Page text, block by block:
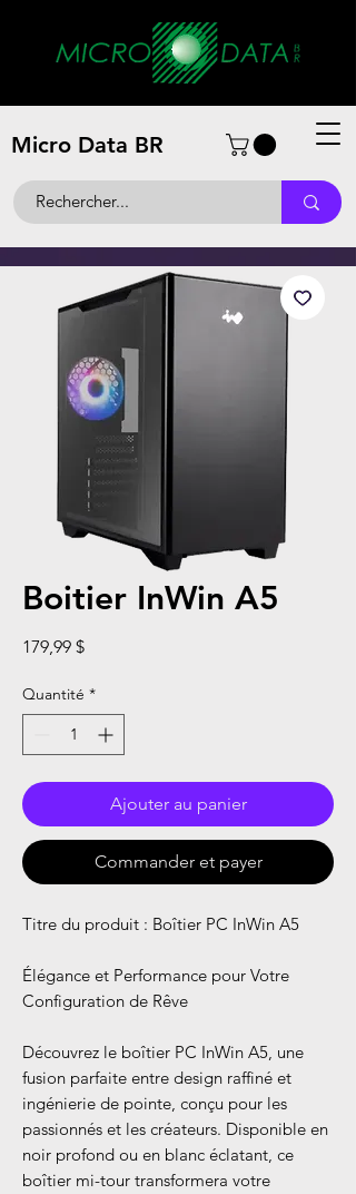
Micro Data BR
Boitier InWin A5
179,99 $Prix
Quantité *
Ajouter au panier
Commander et payer
Titre du produit : Boîtier PC InWin A5
Élégance et Performance pour Votre
Configuration de Rêve
Découvrez le boîtier PC InWin A5, une
fusion parfaite entre design raffiné et
ingénierie de pointe, conçu pour les
passionnés et les créateurs. Disponible en
noir profond ou en blanc éclatant, ce
boîtier mi-tour transformera votre